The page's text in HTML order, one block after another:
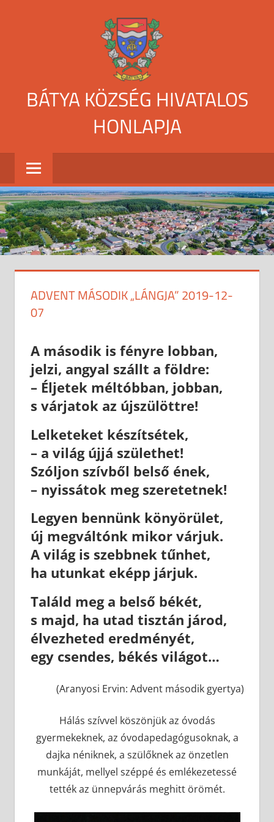
BÁTYA KÖZSÉG HIVATALOS
HONLAPJA
ADVENT MÁSODIK „LÁNGJA” 2019-12-
07
A második is fényre lobban,
jelzi, angyal szállt a földre:
– Éljetek méltóbban, jobban,
s várjatok az újszülöttre!
Lelketeket készítsétek,
– a világ újjá születhet!
Szóljon szívből belső ének,
– nyissátok meg szeretetnek!
Legyen bennünk könyörület,
új megváltónk mikor várjuk.
A világ is szebbnek tűnhet,
ha utunkat eképp járjuk.
Találd meg a belső békét,
s majd, ha utad tisztán járod,
élvezheted eredményét,
egy csendes, békés világot…
(Aranyosi Ervin: Advent második gyertya)
Hálás szívvel köszönjük az óvodás
gyermekeknek, az óvodapedagógusoknak, a
dajka néniknek, a szülőknek az önzetlen
munkáját, mellyel széppé és emlékezetessé
tették az ünnepvárás meghitt örömét.